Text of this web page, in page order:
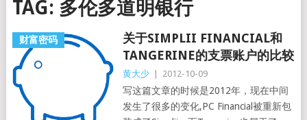
TAG: 多伦多道明银行
财富密码
关于SIMPLII FINANCIAL和
TANGERINE的支票账户的比较
黄大少 2012-10-09
写这篇文章的时候是2012年，现在中间
发生了很多的变化,PC Financial被重新包